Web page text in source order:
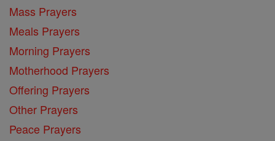
Mass Prayers
Meals Prayers
Morning Prayers
Motherhood Prayers
Offering Prayers
Other Prayers
Peace Prayers